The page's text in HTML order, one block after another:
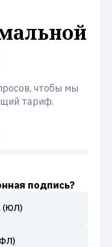
чтобы мы
тариф.
подпись?
(ЮЛ)